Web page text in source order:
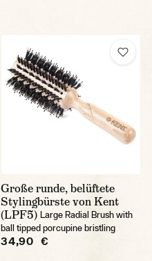
Große runde, belüftete
Stylingbürste von Kent
(LPF5) Large Radial Brush with
ball tipped porcupine bristling
34,90 €